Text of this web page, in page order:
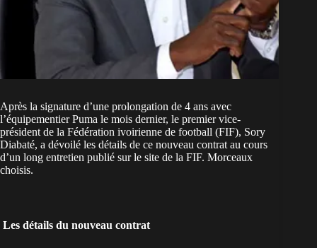
Après la signature d’une prolongation de 4 ans avec
l’équipementier Puma le mois dernier, le premier vice-
président de la Fédération ivoirienne de football (FIF), Sory
Diabaté, a dévoilé les détails de ce nouveau contrat au cours
d’un long entretien publié sur le site de la FIF. Morceaux
choisis.
Les détails du nouveau contrat